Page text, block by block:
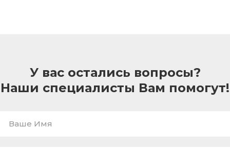
У вас остались вопросы?
Наши специалисты Вам помогут!